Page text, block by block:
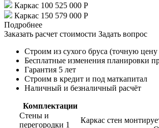
Каркас 100 525 000 Р
Каркас 150 579 000 Р
Подробнее
Заказать расчет стоимости Задать вопрос
Строим из сухого бруса (точную
Бесплатные изменения планировки
Гарантия 5 лет
Строим в кредит и под маткапитал
Наличный и безналичный расчёт
Комплектации
Стены и
перегородки 1
Каркас стен